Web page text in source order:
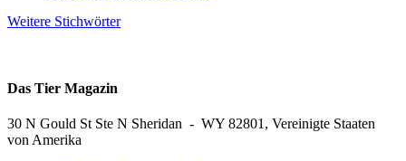
Weitere Stichwörter
Das Tier Magazin
30 N Gould St Ste N Sheridan - WY 82801, Vereinigte Staaten
von Amerika